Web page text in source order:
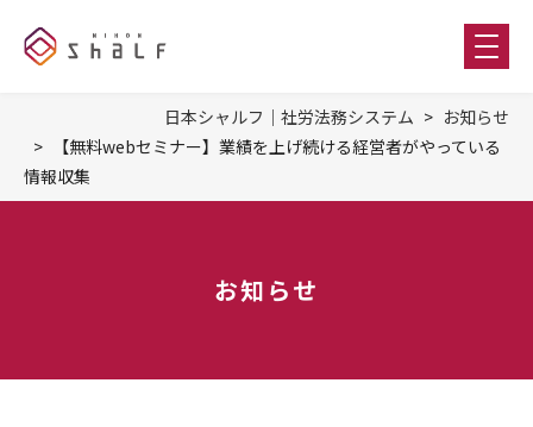
日本シャルフ｜社労法務システム
お知らせ
【無料webセミナー】業績を上げ続ける経営者がやっている
情報収集
お知らせ